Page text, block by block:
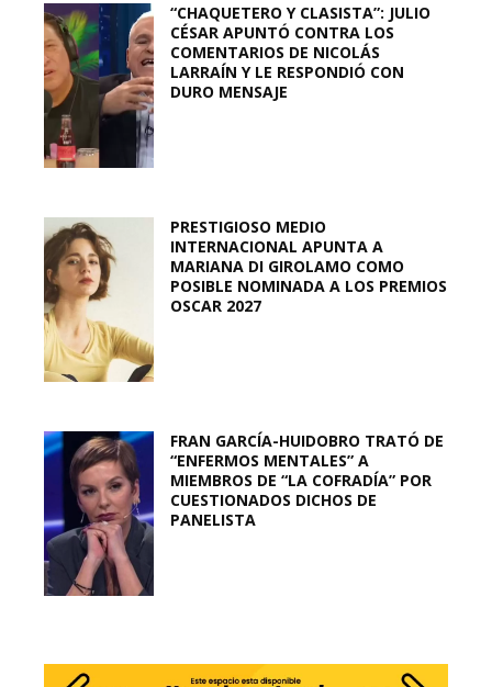
“CHAQUETERO Y CLASISTA”: JULIO
CÉSAR APUNTÓ CONTRA LOS
COMENTARIOS DE NICOLÁS
LARRAÍN Y LE RESPONDIÓ CON
DURO MENSAJE
PRESTIGIOSO MEDIO
INTERNACIONAL APUNTA A
MARIANA DI GIROLAMO COMO
POSIBLE NOMINADA A LOS PREMIOS
OSCAR 2027
FRAN GARCÍA-HUIDOBRO TRATÓ DE
“ENFERMOS MENTALES” A
MIEMBROS DE “LA COFRADÍA” POR
CUESTIONADOS DICHOS DE
PANELISTA